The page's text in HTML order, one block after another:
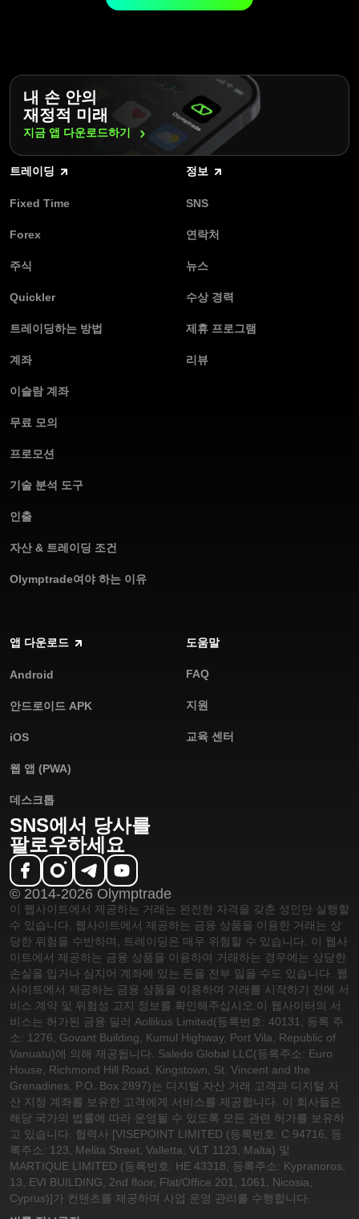
내 손 안의
재정적 미래
지금 앱 다운로드하기
트레이딩
Fixed Time
Forex
주식
Quickler
트레이딩하는 방법
계좌
이슬람 계좌
무료 모의
프로모션
기술 분석 도구
인출
자산 & 트레이딩 조건
Olymptrade여야 하는 이유
정보
SNS
연락처
뉴스
수상 경력
제휴 프로그램
리뷰
앱 다운로드
Android
안드로이드 APK
iOS
웹 앱 (PWA)
데스크톱
도움말
FAQ
지원
교육 센터
SNS에서 당사를
팔로우하세요
© 2014-2026 Olymptrade
이 웹사이트에서 제공하는 거래는 완전한 자격을 갖춘 성인만 실행할
수 있습니다. 웹사이트에서 제공하는 금융 상품을 이용한 거래는 상
당한 위험을 수반하며, 트레이딩은 매우 위험할 수 있습니다. 이 웹사
이트에서 제공하는 금융 상품을 이용하여 거래하는 경우에는 상당한
손실을 입거나 심지어 계좌에 있는 돈을 전부 잃을 수도 있습니다. 웹
사이트에서 제공하는 금융 상품을 이용하여 거래를 시작하기 전에 서
비스 계약 및 위험성 고지 정보를 확인해주십시오.이 웹사이터의 서
비스는 허가된 금융 딜러 Aollikus Limited(등록번호: 40131, 등록 주
소: 1276, Govant Building, Kumul Highway, Port Vila, Republic of
Vanuatu)에 의해 제공됩니다. Saledo Global LLC(등록주소: Euro
House, Richmond Hill Road, Kingstown, St. Vincent and the
Grenadines, P.O. Box 2897)는 디지털 자산 거래 고객과 디지털 자
산 지정 계좌를 보유한 고객에게 서비스를 제공합니다. 이 회사들은
해당 국가의 법률에 따라 운영될 수 있도록 모든 관련 허가를 보유하
고 있습니다. 협력사 [VISEPOINT LIMITED (등록번호: C 94716, 등
록주소: 123, Melita Street, Valletta, VLT 1123, Malta) 및
MARTIQUE LIMITED (등록번호: HE 43318, 등록주소: Kypranoros,
13, EVI BUILDING, 2nd floor, Flat/Office 201, 1061, Nicosia,
Cyprus)]가 컨텐츠를 제공하며 사업 운영 관리를 수행합니다.